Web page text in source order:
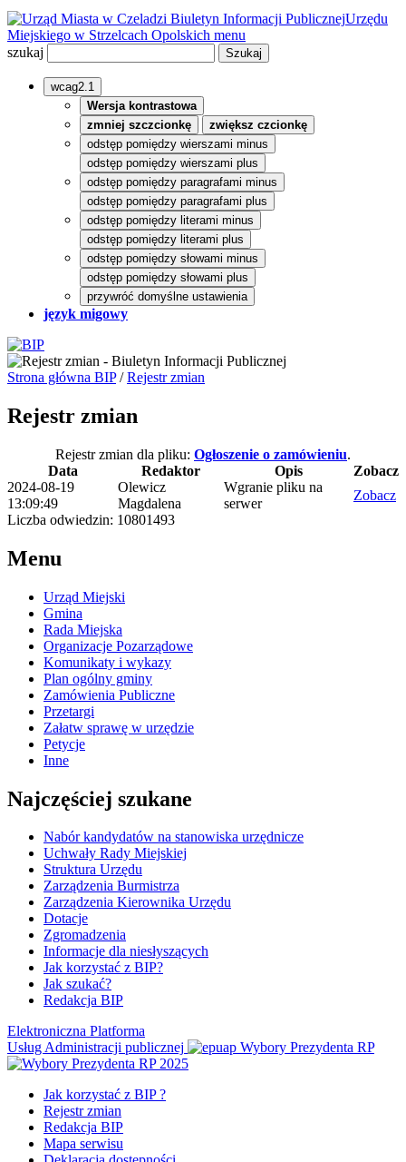
Biuletyn Informacji PublicznejUrzędu
Miejskiego w Strzelcach Opolskich menu
szukaj
wcag2.1
Wersja kontrastowa
zmniej szczcionkę
zwiększ czcionkę
odstęp pomiędzy wierszami minus
odstęp pomiędzy wierszami plus
odstęp pomiędzy paragrafami minus
odstęp pomiędzy paragrafami plus
odstęp pomiędzy literami minus
odstęp pomiędzy literami plus
odstęp pomiędzy słowami minus
odstęp pomiędzy słowami plus
przywróć domyślne ustawienia
język migowy
Strona główna BIP/Rejestr zmian
Rejestr zmian
Rejestr zmian dla pliku: Ogłoszenie o zamówieniu.
Data
Redaktor Opis
Zobacz
2024-08-19
13:09:49
Olewicz
Magdalena
Wgranie pliku na
serwer
Zobacz
Liczba odwiedzin: 10801493
Menu
Urząd Miejski
Gmina
Rada Miejska
Organizacje Pozarządowe
Komunikaty i wykazy
Plan ogólny gminy
Zamówienia Publiczne
Przetargi
Załatw sprawę w urzędzie
Petycje
Inne
Najczęściej szukane
Nabór kandydatów na stanowiska urzędnicze
Uchwały Rady Miejskiej
Struktura Urzędu
Zarządzenia Burmistrza
Zarządzenia Kierownika Urzędu
Dotacje
Zgromadzenia
Informacje dla niesłyszących
Jak korzystać z BIP?
Jak szukać?
Redakcja BIP
Elektroniczna Platforma
Usług Administracji publicznej
Wybory Prezydenta RP
Jak korzystać z BIP ?
Rejestr zmian
Redakcja BIP
Mapa serwisu